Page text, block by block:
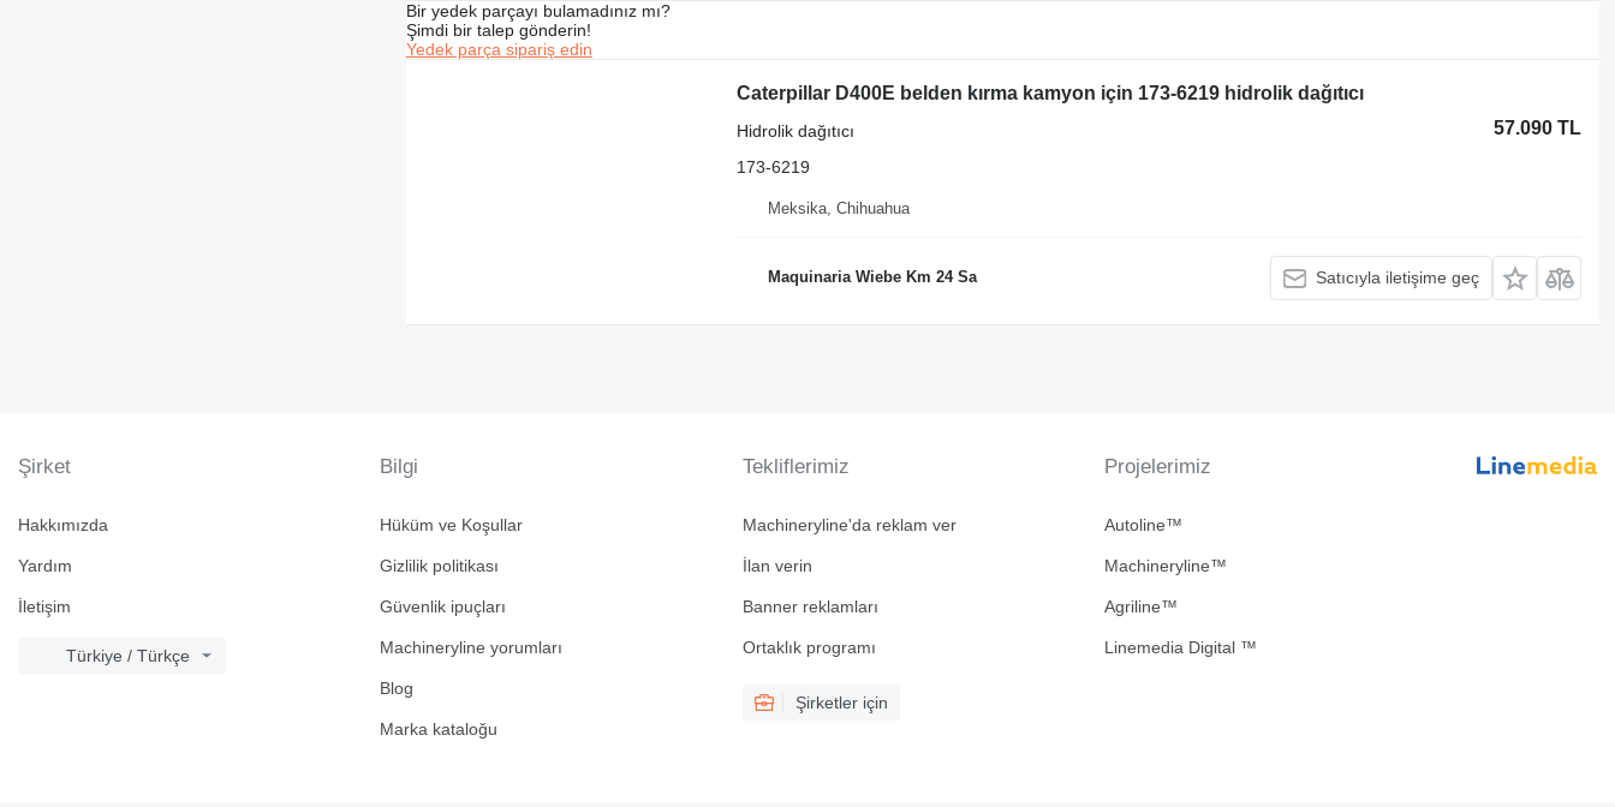
Bir yedek parçayı bulamadınız mı?
Şimdi bir talep gönderin!
Yedek parça sipariş edin
Caterpillar D400E belden kırma kamyon için 173-6219 hidrolik dağıtıcı
57.090 TL
Hidrolik dağıtıcı
173-6219
Meksika, Chihuahua
Maquinaria Wiebe Km 24 Sa Satıcıyla iletişime geç
Şirket
Hakkımızda
Yardım
İletişim
Türkiye / Türkçe
Bilgi
Hüküm ve Koşullar
Gizlilik politikası
Güvenlik ipuçları
Machineryline yorumları
Blog
Marka kataloğu
Tekliflerimiz
Machineryline'da reklam ver
İlan verin
Banner reklamları
Ortaklık programı
Şirketler için
Projelerimiz
Autoline™
Machineryline™
Agriline™
Linemedia Digital ™